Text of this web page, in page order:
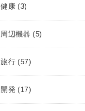
健康 (3)
周辺機器 (5)
旅行 (57)
開発 (17)